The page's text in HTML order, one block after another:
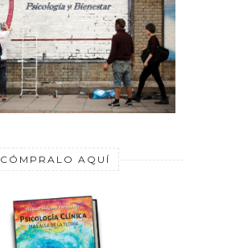
CÓMPRALO AQUÍ